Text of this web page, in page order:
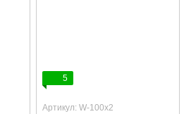
5
Артикул: W-100х2